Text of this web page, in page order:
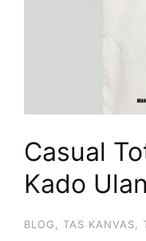
Casual
Kado
BLOG TAS KANVAS